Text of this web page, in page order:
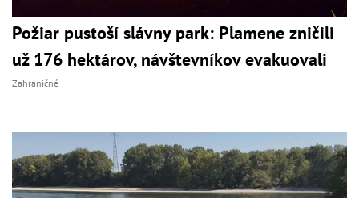
Požiar pustoší slávny park: Plamene zničili
už 176 hektárov, návštevníkov evakuovali
Zahraničné